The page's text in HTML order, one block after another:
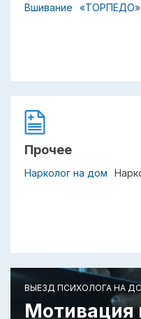
Вшивание «ТОРПЕДО»
Прочее
Нарколог на дом
ВЫЕЗД ПСИХОЛОГА НА
Мотивация